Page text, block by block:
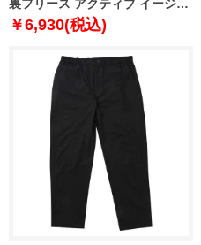
裏フリース アクティブ イージー
パンツ 杢チャコール 1254-4340-
￥6,930(税込)